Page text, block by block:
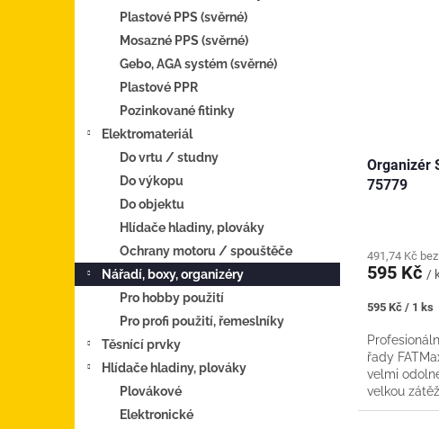
Plastové PPS (svěrné)
Mosazné PPS (svěrné)
Gebo, AGA systém (svěrné)
Plastové PPR
Pozinkované fitinky
Elektromateriál
Do vrtu / studny
Do výkopu
Do objektu
Hlídače hladiny, plováky
Ochrany motoru / spouštěče
Nářadí, boxy, organizéry
Pro hobby použití
Pro profi použití, řemeslníky
Těsnící prvky
Hlídače hladiny, plováky
Plovákové
Elektronické
Organizér
75779
491,74 Kč
595 Kč /
Měrná
595 Kč / 1 ks
řady
velmi
velkou
Vaničky